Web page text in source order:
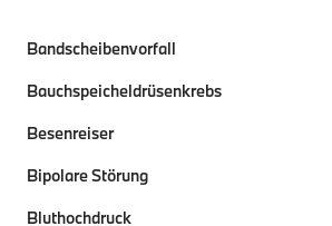
Bandscheibenvorfall
Bauchspeicheldrüsenkrebs
Besenreiser
Bipolare Störung
Bluthochdruck